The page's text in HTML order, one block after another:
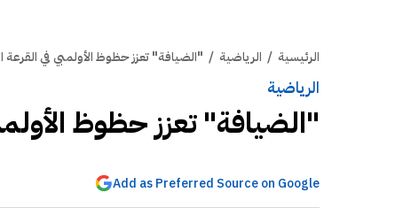
الرئيسية / الرياضية / "الضيافة" تعزز حظوظ الأولمبي في القرعة
الرياضية
"الضيافة" تعزز حظوظ
Add as Preferred Source on Google